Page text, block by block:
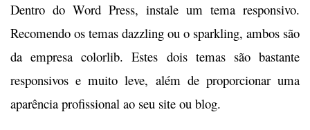
Dentro do Word Press, instale um tema responsivo.
Recomendo os temas dazzling ou o sparkling, ambos são
da empresa colorlib. Estes dois temas são bastante
responsivos e muito leve, além de proporcionar uma
aparência profissional ao seu site ou blog.